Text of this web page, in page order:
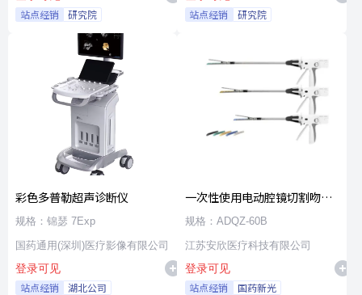
站点经销 研究院 站点经销 研究院
彩色多普勒超声诊断仪
规格：锦瑟 7Exp
国药通用(深圳)医疗影像有限公司
登录可见
站点经销 湖北公司
一次性使用电动腔镜切割吻合
器及组件
规格：ADQZ-60B
江苏安欣医疗科技有限公司
登录可见
站点经销 国药新光